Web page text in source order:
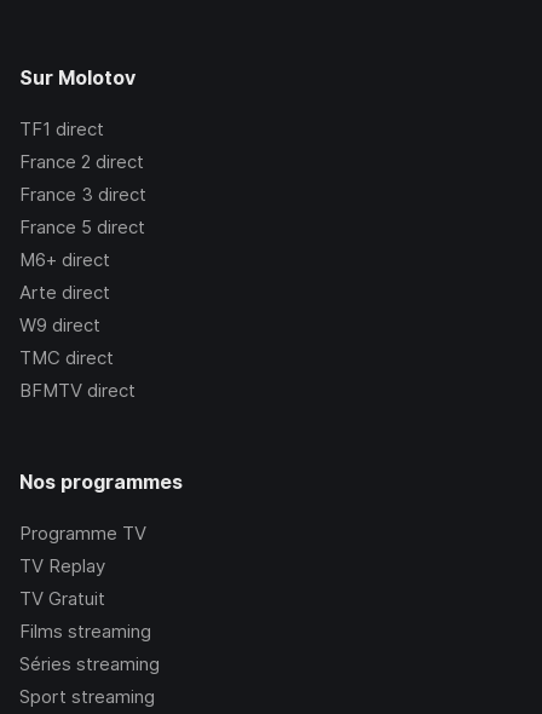
Sur Molotov
TF1 direct
France 2 direct
France 3 direct
France 5 direct
M6+ direct
Arte direct
W9 direct
TMC direct
BFMTV direct
Nos programmes
Programme TV
TV Replay
TV Gratuit
Films streaming
Séries streaming
Sport streaming